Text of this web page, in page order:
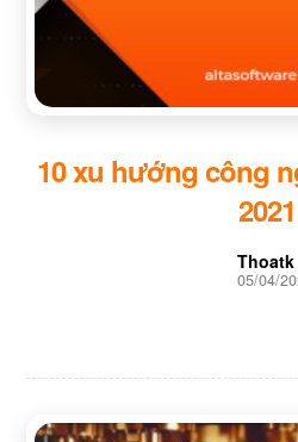
10 xu hướng công
2021
Thoatk
05/04/